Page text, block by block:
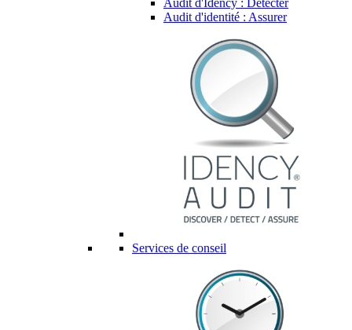
Audit d'Idency : Détecter
Audit d'identité : Assurer
Services de conseil